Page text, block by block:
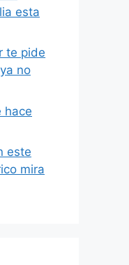
esta
te pide
no
hace
este
mira